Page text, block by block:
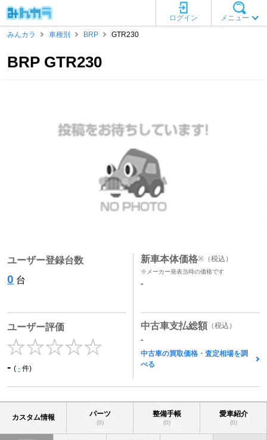
メニュー
ログイン
みんカラ
車種別 BRP GTR230
BRP GTR230
ユーザー登録台数
0 台
ユーザー評価
- ( - 件)
新車本体価格※ （税込）
※メーカー発表当時の価格です
-
中古車支払総額 （税込）
-
中古車の買取価格・査定相場を調
べる
カスタム情報 パーツ
(0)
整備手帳
(0)
愛車紹介
(0)